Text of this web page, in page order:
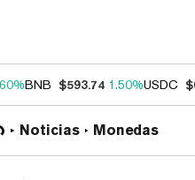
BNB $593.74 1.50%USDC
Noticias Monedas